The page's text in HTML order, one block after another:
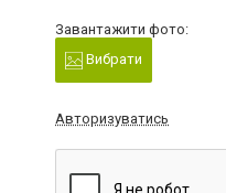
Завантажити фото:
Вибрати
Авторизуватись